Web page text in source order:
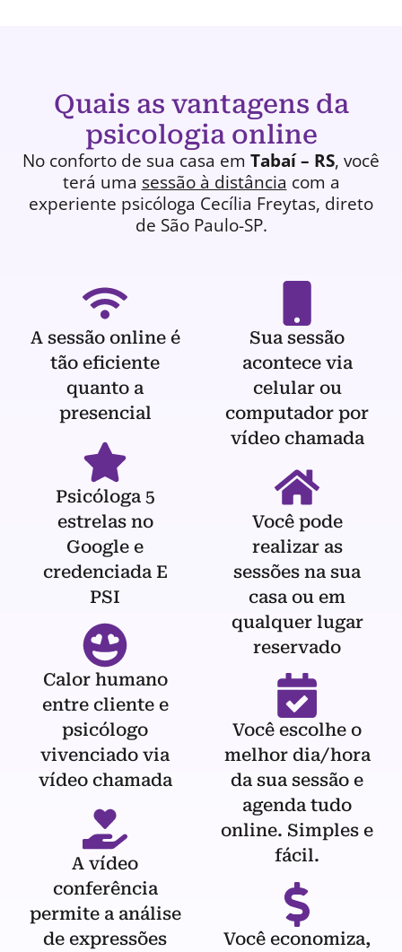
Quais as vantagens da
psicologia online
No conforto de sua casa em Tabaí – RS, você
terá uma sessão à distância com a
experiente psicóloga Cecília Freytas, direto
de São Paulo-SP.
A sessão online é
tão eficiente
quanto a
presencial
Psicóloga 5
estrelas no
Google e
credenciada E
PSI
Calor humano
entre cliente e
psicólogo
vivenciado via
vídeo chamada
A vídeo
conferência
permite a análise
de expressões
Sua sessão
acontece via
celular ou
computador por
vídeo chamada
Você pode
realizar as
sessões na sua
casa ou em
qualquer lugar
reservado
Você escolhe o
melhor dia/hora
da sua sessão e
agenda tudo
online. Simples e
fácil.
Você economiza,